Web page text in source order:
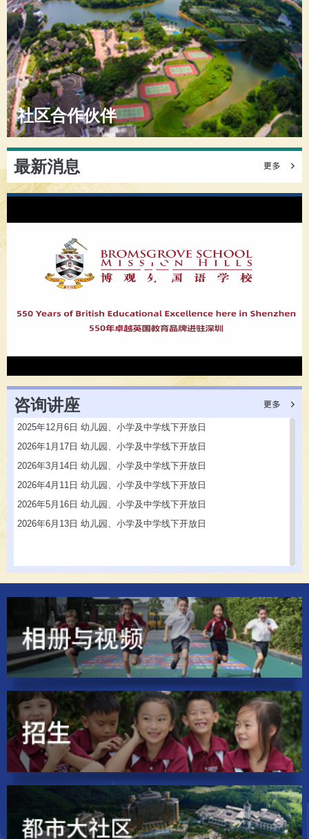
社区合作伙伴
最新消息
咨询讲座
2025年12月6日 幼儿园、小学及中学线下开放日
2026年1月17日 幼儿园、小学及中学线下开放日
2026年3月14日 幼儿园、小学及中学线下开放日
2026年4月11日 幼儿园、小学及中学线下开放日
2026年5月16日 幼儿园、小学及中学线下开放日
2026年6月13日 幼儿园、小学及中学线下开放日